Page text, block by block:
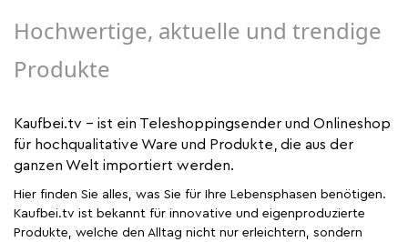
Hochwertige, aktuelle und trendige
Produkte
Kaufbei.tv - ist ein Teleshoppingsender und Onlineshop
für hochqualitative Ware und Produkte, die aus der
ganzen Welt importiert werden.
Hier finden Sie alles, was Sie für Ihre Lebensphasen benötigen.
Kaufbei.tv ist bekannt für innovative und eigenproduzierte
Produkte, welche den Alltag nicht nur erleichtern, sondern